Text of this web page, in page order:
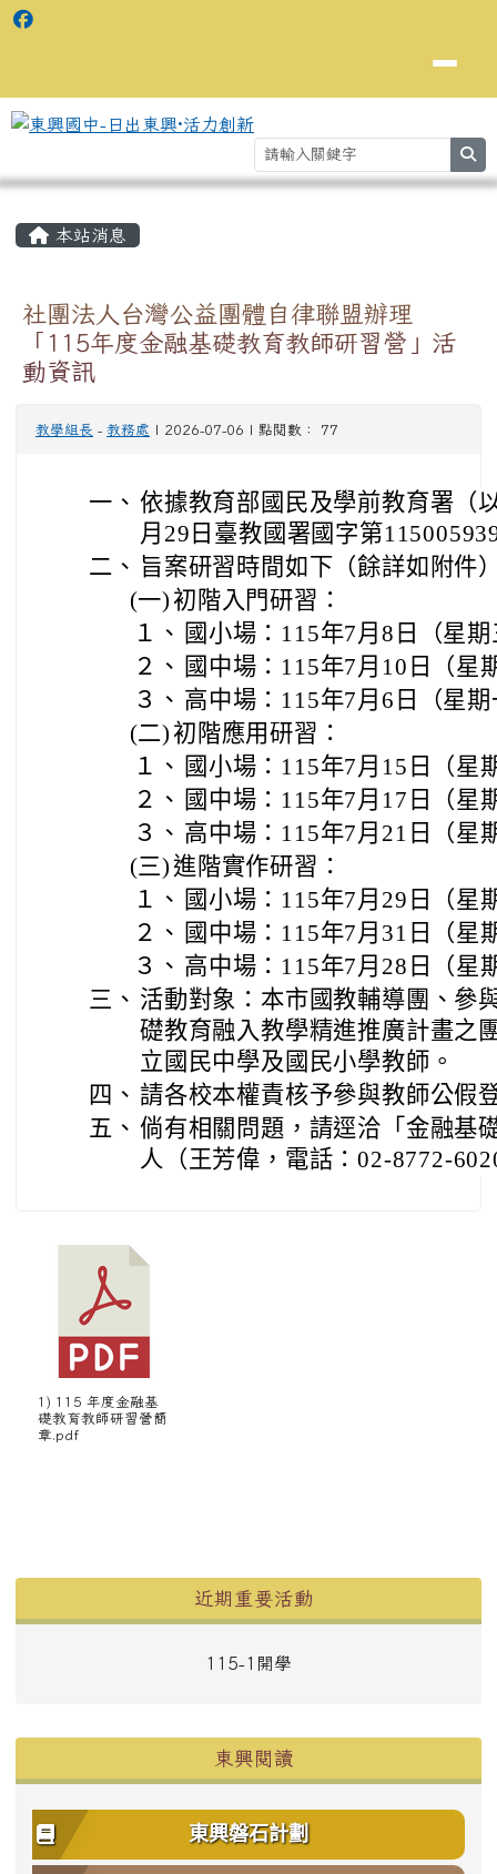
本站消息
社團法人台灣公益團體自律聯盟辦理
「115年度金融基礎教育教師研習營」活
動資訊
教學組長 - 教務處 | 2026-07-06 | 點閱數： 77
一、 依據教育部國民及學前教育署（
月29日臺教國署國字第
二、 旨案研習時間如下（餘詳如附件
(一) 初階入門研習：
１、 國小場：115年7月8日（星
２、 國中場：115年7月10日（星
３、 高中場：115年7月6日（星
(二) 初階應用研習：
１、 國小場：115年7月15日（星
２、 國中場：115年7月17日（星
３、 高中場：115年7月21日（星
(三) 進階實作研習：
１、 國小場：115年7月29日（星
２、 國中場：115年7月31日（星
３、 高中場：115年7月28日（星
三、 活動對象：本市國教輔導團、參
礎教育融入教學精進推廣計畫之
立國民中學及國民小學教師。
四、 請各校本權責核予參與教師公假
五、 倘有相關問題，請逕洽「金融基
人（王芳偉，電話：02-8772-
1) 115 年度金融基
礎教育教師研習營簡
章.pdf
近期重要活動
115-1開學
東興閱讀
東興磐石計劃